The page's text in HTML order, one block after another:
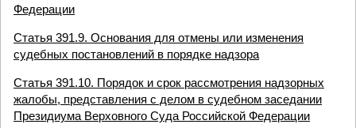
Федерации
Статья 391.9. Основания для отмены или изменения
судебных постановлений в порядке надзора
Статья 391.10. Порядок и срок рассмотрения надзорных
жалобы, представления с делом в судебном заседании
Президиума Верховного Суда Российской Федерации